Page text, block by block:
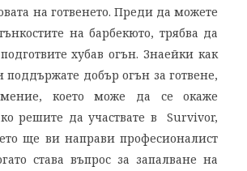
на готвенето. Преди да можете
на барбекюто, трябва да
хубав огън. Знаейки как
поддържате добър огън за готвене,
което може да се окаже
решите да участвате в Survivor,
ще ви направи професионалист
става въпрос за запалване на